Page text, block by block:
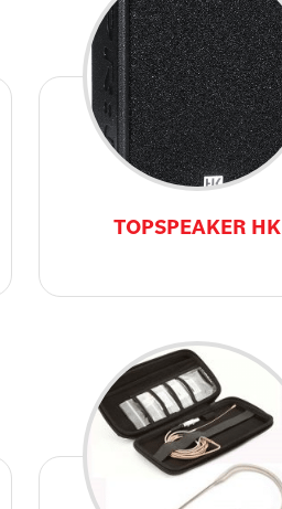
TOPSPEAKER HK